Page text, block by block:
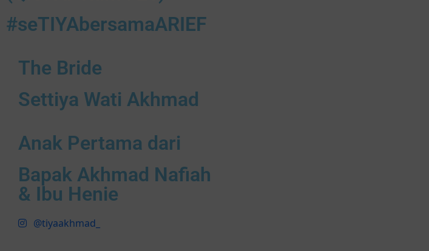
#seTIYAbersamaARIEF
The Bride
Settiya Wati Akhmad
Anak Pertama dari
Bapak Akhmad Nafiah
& Ibu Henie
@tiyaakhmad_